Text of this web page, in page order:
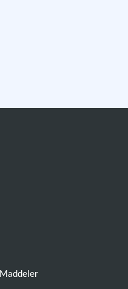
Maddeler